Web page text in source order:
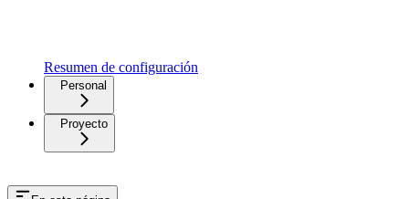
Resumen de configuración
Personal
Proyecto